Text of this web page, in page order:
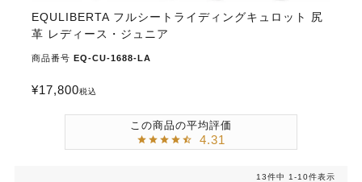
EQULIBERTA フルシートライディングキュロット 尻
革 レディース・ジュニア
商品番号 EQ-CU-1688-LA
¥17,800税込
4.31
13件中 1-10件表示